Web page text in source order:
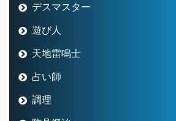
デスマスター
遊び人
天地雷鳴士
占い師
調理